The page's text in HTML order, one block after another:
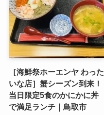
［海鮮祭ホーエンヤ わった
いな店］蟹シーズン到来！
当日限定5食のかにかに丼
で満足ランチ｜鳥取市